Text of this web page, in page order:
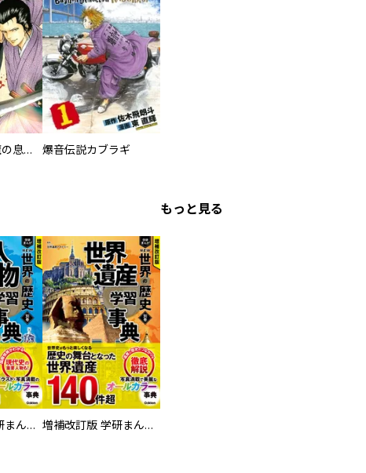
爆剣伝説 閻魔の息子達 爆音伝説カブラギ
もっと見る
増補改訂版 学研まんが NEW世界の歴史 別巻 人物学習事典 増補改訂版 学研まんが NEW世界の歴史 別巻 世界遺産学習事典